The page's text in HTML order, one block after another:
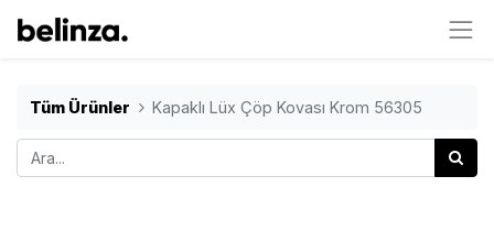
Tüm Ürünler Kapaklı Lüx Çöp Kovası Krom 56305